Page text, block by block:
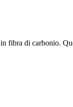
di carbonio.